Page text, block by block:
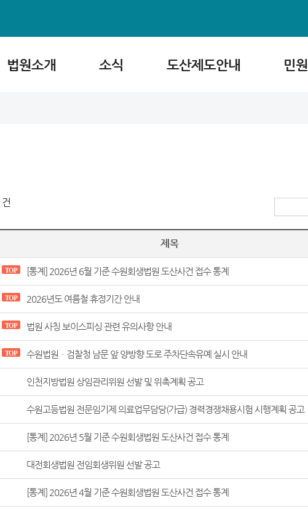
법원소개 소식 도산제도안내 민원
건
제목
TOP [통계] 2026년 6월 기준 수원회생법원 도산사건 접수 통계
TOP 2026년도 여름철 휴정기간 안내
TOP 법원 사칭 보이스피싱 관련 유의사항 안내
TOP 수원법원ㆍ검찰청 남문 앞 양방향 도로 주차단속유예 실시 안내
인천지방법원 상임관리위원 선발 및 위촉계획 공고
수원고등법원 전문임기제 의료업무담당(가급) 경력경쟁채용시험 시행계획 공고
[통계] 2026년 5월 기준 수원회생법원 도산사건 접수 통계
대전회생법원 전임회생위원 선발 공고
[통계] 2026년 4월 기준 수원회생법원 도산사건 접수 통계